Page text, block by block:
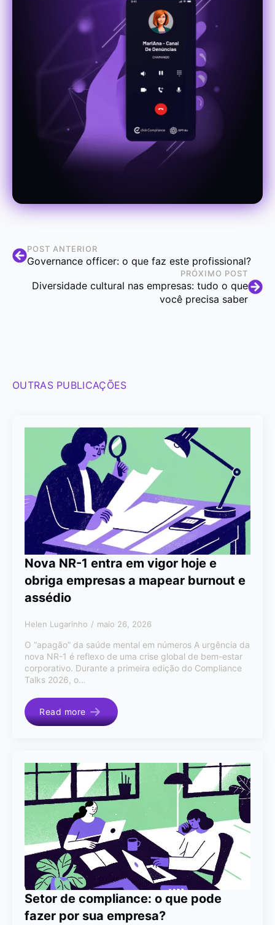
POST ANTERIOR
Governance officer: o que faz este profissional?
PRÓXIMO POST
Diversidade cultural nas empresas: tudo o que
você precisa saber
OUTRAS PUBLICAÇÕES
Nova NR-1 entra em vigor hoje e
obriga empresas a mapear burnout e
assédio
Helen Lugarinho maio 26, 2026
O “apagão” da saúde mental em números A urgência da
nova NR-1 é reflexo de uma crise global de bem-estar
corporativo. Durante a primeira edição do Compliance
Talks 2026, o…
Read more
Setor de compliance: o que pode
fazer por sua empresa?